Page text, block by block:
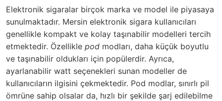
Elektronik sigaralar birçok marka ve model ile piyasaya
sunulmaktadır. Mersin elektronik sigara kullanıcıları
genellikle kompakt ve kolay taşınabilir modelleri tercih
etmektedir. Özellikle pod modları, daha küçük boyutlu
ve taşınabilir oldukları için popülerdir. Ayrıca,
ayarlanabilir watt seçenekleri sunan modeller de
kullanıcıların ilgisini çekmektedir. Pod modlar, sınırlı pil
ömrüne sahip olsalar da, hızlı bir şekilde şarj edilebilme